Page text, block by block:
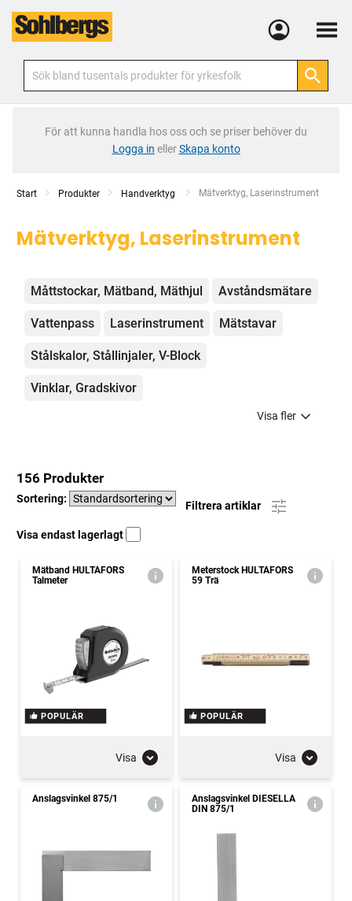
Meny
För att kunna handla hos oss och se priser behöver du
Logga in ellerSkapa konto
Start Produkter Handverktyg Current:
Mätverktyg, Laserinstrument
Mätverktyg, Laserinstrument
Kategorier
Måttstockar, Mätband, Mäthjul Avståndsmätare
Vattenpass Laserinstrument Mätstavar
Stålskalor, Stållinjaler, V-Block
Vinklar, Gradskivor
Visa fler
156 Produkter
Sortering:
Filtrera artiklar
Visa endast lagerlagt
Mätband HULTAFORS
Talmeter
POPULÄR
Visa
Meterstock HULTAFORS
59 Trä
POPULÄR
Visa
Anslagsvinkel 875/1
Anslagsvinkel DIESELLA
DIN 875/1